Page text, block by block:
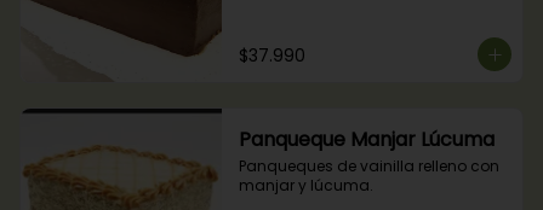
$37.990
Panqueque Manjar Lúcuma
Panqueques de vainilla relleno con
manjar y lúcuma.